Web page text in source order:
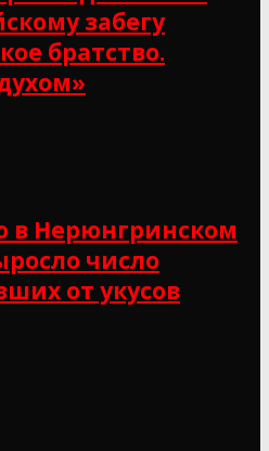
забегу
братство.
в Нерюнгринском
число
от укусов